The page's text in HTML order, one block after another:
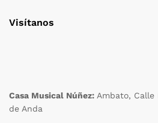
Visítanos
Casa Musical Núñez: Ambato, Calle
de Anda